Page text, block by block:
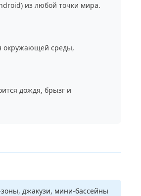
из любой точки мира.
окружающей среды,
дождя, брызг и
джакузи, мини-бассейны